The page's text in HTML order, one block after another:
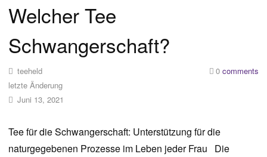
Welcher Tee
Schwangerschaft?
teeheld
letzte Änderung
Juni 13, 2021
0 comments
Tee für die Schwangerschaft: Unterstützung für die
naturgegebenen Prozesse im Leben jeder Frau Die